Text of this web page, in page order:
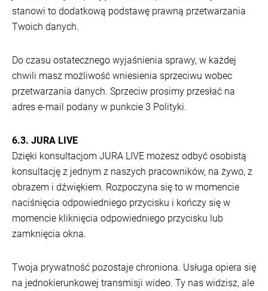
stanowi to dodatkową podstawę prawną przetwarzania
Twoich danych.
Do czasu ostatecznego wyjaśnienia sprawy, w każdej
chwili masz możliwość wniesienia sprzeciwu wobec
przetwarzania danych. Sprzeciw prosimy przesłać na
adres e-mail podany w punkcie 3 Polityki.
6.3. JURA LIVE
Dzięki konsultacjom JURA LIVE możesz odbyć osobistą
konsultację z jednym z naszych pracowników, na żywo, z
obrazem i dźwiękiem. Rozpoczyna się to w momencie
naciśnięcia odpowiedniego przycisku i kończy się w
momencie kliknięcia odpowiedniego przycisku lub
zamknięcia okna.
Twoja prywatność pozostaje chroniona. Usługa opiera się
na jednokierunkowej transmisji wideo. Ty nas widzisz, ale